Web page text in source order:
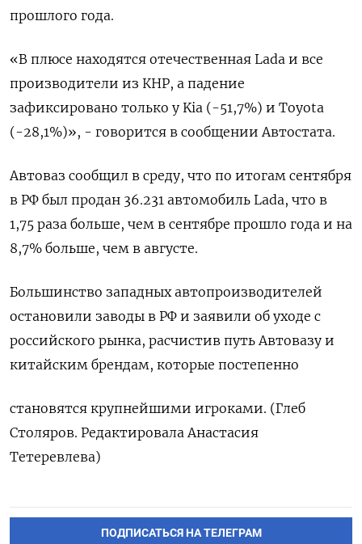
прошлого года.
«В плюсе находятся отечественная Lada и все
производители из КНР, а падение
зафиксировано только у Kia (-51,7%) и Toyota
(-28,1%)», - говорится в сообщении Автостата.
Автоваз сообщил в среду, что по итогам сентября
в РФ был продан 36.231 автомобиль Lada, что в
1,75 раза больше, чем в сентябре прошло года и на
8,7% больше, чем в августе.
Большинство западных автопроизводителей
остановили заводы в РФ и заявили об уходе с
российского рынка, расчистив путь Автовазу и
китайским брендам, которые постепенно
становятся крупнейшими игроками. (Глеб
Столяров. Редактировала Анастасия
Тетеревлева)
ПОДПИСАТЬСЯ НА ТЕЛЕГРАМ